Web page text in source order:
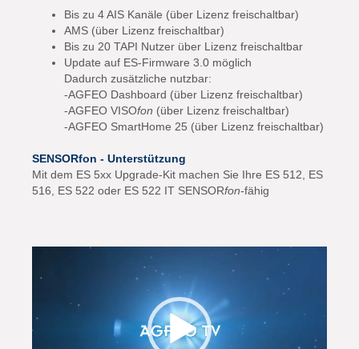
Bis zu 4 AIS Kanäle (über Lizenz freischaltbar)
AMS (über Lizenz freischaltbar)
Bis zu 20 TAPI Nutzer über Lizenz freischaltbar
Update auf ES-Firmware 3.0 möglich
Dadurch zusätzliche nutzbar:
-AGFEO Dashboard (über Lizenz freischaltbar)
-AGFEO VISOfon (über Lizenz freischaltbar)
-AGFEO SmartHome 25 (über Lizenz freischaltbar)
SENSORfon - Unterstützung
Mit dem ES 5xx Upgrade-Kit machen Sie Ihre ES 512, ES
516, ES 522 oder ES 522 IT SENSORfon-fähig